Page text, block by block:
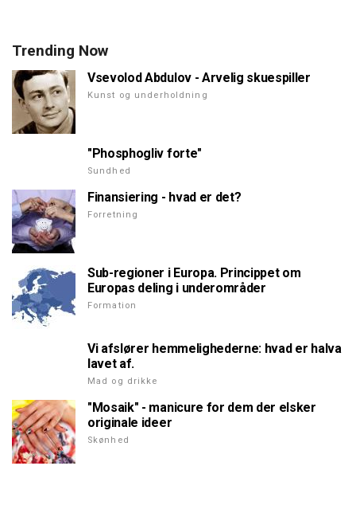
Trending Now
Vsevolod Abdulov - Arvelig skuespiller
Kunst og underholdning
"Phosphogliv forte"
Sundhed
Finansiering - hvad er det?
Forretning
Sub-regioner i Europa. Princippet om
Europas deling i underområder
Formation
Vi afslører hemmelighederne: hvad er halva
lavet af.
Mad og drikke
"Mosaik" - manicure for dem der elsker
originale ideer
Skønhed